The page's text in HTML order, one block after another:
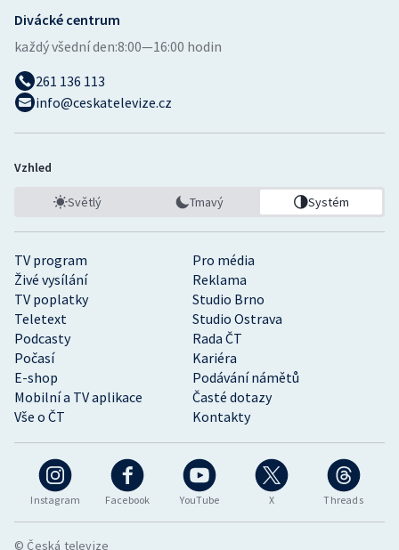
Instagram Facebook YouTube X Threads
TV program
Pro média
Živé vysílání
Reklama
TV poplatky
Studio Brno
Teletext
Studio Ostrava
Podcasty
Rada ČT
Počasí
Kariéra
E-shop
Podávání námětů
Mobilní a TV aplikace
Časté dotazy
Vše o ČT
Kontakty
Divácké centrum
každý všední den:8:00—16:00 hodin
261 136 113
info@ceskatelevize.cz
Vzhled
Světlý Tmavý Systém
© Česká televize